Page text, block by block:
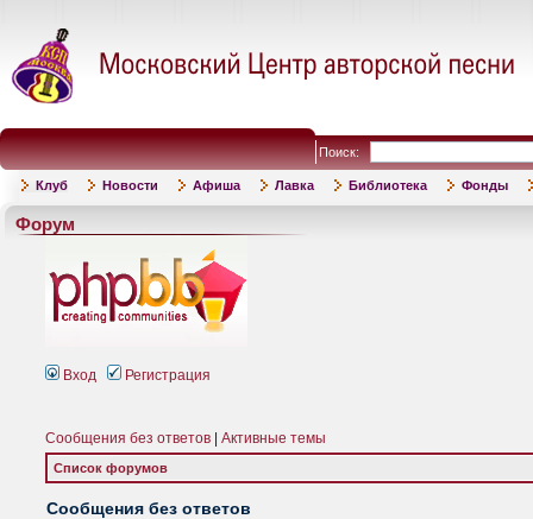
Поиск:
Клуб Новости Афиша Лавка Библиотека Фонды
Форум
Вход Регистрация
Сообщения без ответов Активные темы
Список форумов
Сообщения без ответов